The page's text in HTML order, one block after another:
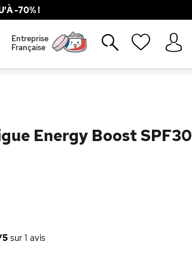
-70% !
Entreprise
Française
Energy Boost SPF30
sur 1 avis